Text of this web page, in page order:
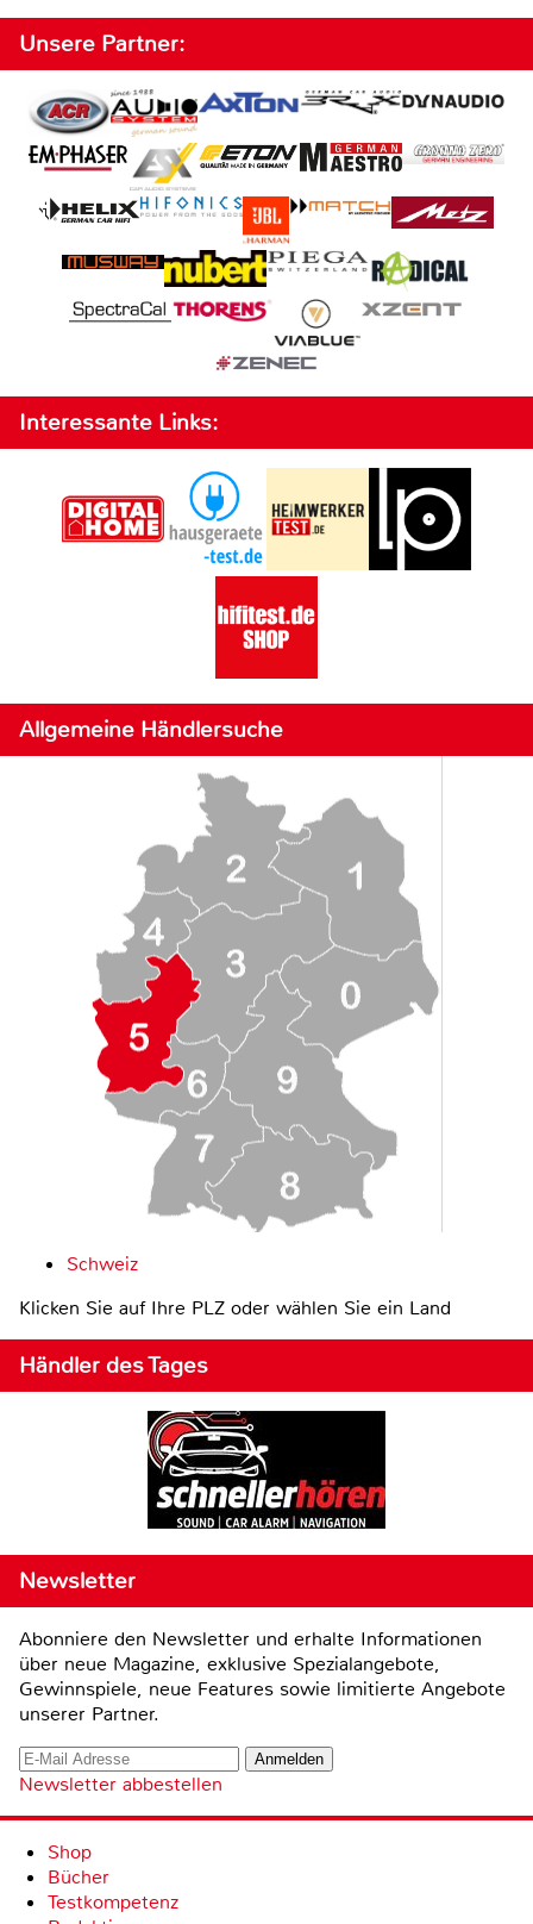
Unsere Partner:
Interessante Links:
Allgemeine Händlersuche
Schweiz
Klicken Sie auf Ihre PLZ oder wählen Sie ein Land
Händler des Tages
Newsletter
Abonniere den Newsletter und erhalte Informationen
über neue Magazine, exklusive Spezialangebote,
Gewinnspiele, neue Features sowie limitierte Angebote
unserer Partner.
Newsletter abbestellen
Shop
Bücher
Testkompetenz